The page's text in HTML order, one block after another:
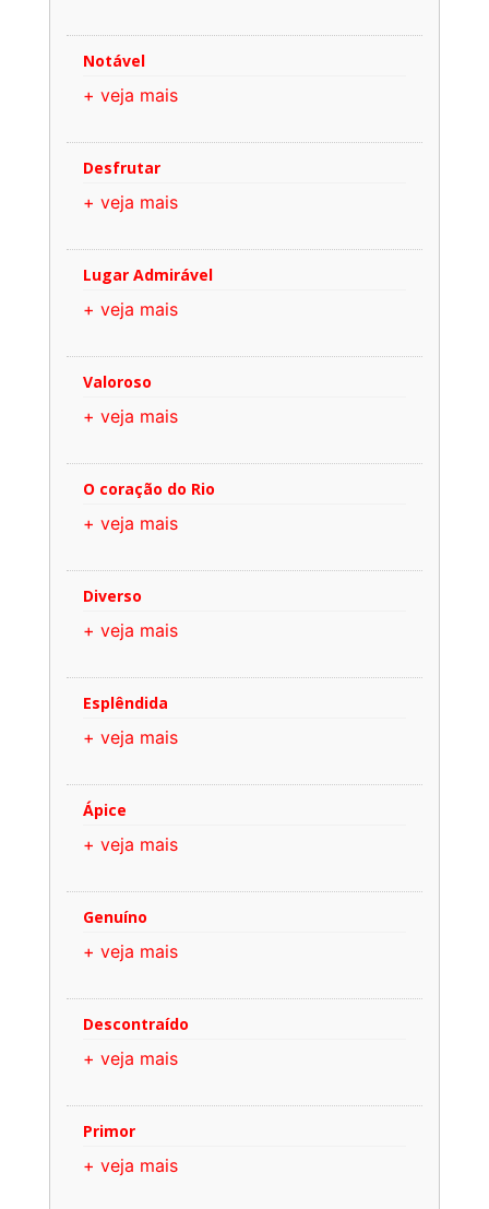
Notável
+ veja mais
Desfrutar
+ veja mais
Lugar Admirável
+ veja mais
Valoroso
+ veja mais
O coração do Rio
+ veja mais
Diverso
+ veja mais
Esplêndida
+ veja mais
Ápice
+ veja mais
Genuíno
+ veja mais
Descontraído
+ veja mais
Primor
+ veja mais